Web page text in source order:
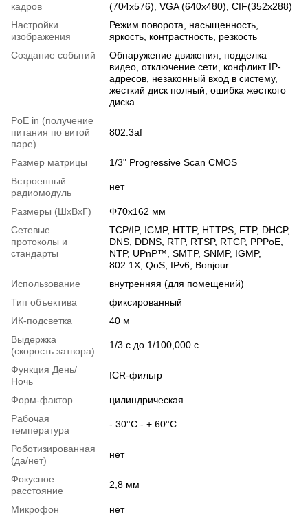
кадров
(704x576), VGA (640x480), CIF(352x288)
Настройки
изображения
Режим поворота, насыщенность,
яркость, контрастность, резкость
Создание событий
Обнаружение движения, подделка
видео, отключение сети, конфликт IP-
адресов, незаконный вход в систему,
жесткий диск полный, ошибка жесткого
диска
PoE in (получение
питания по витой
паре)
802.3af
Размер матрицы
1/3" Progressive Scan CMOS
Встроенный
радиомодуль
нет
Размеры (ШxВxГ)
Φ70x162 мм
Сетевые
протоколы и
стандарты
TCP/IP, ICMP, HTTP, HTTPS, FTP, DHCP,
DNS, DDNS, RTP, RTSP, RTCP, PPPoE,
NTP, UPnP™, SMTP, SNMP, IGMP,
802.1X, QoS, IPv6, Bonjour
Использование
внутренняя (для помещений)
Тип объектива
фиксированный
ИК-подсветка
40 м
Выдержка
(скорость затвора)
1/3 с до 1/100,000 с
Функция День/
Ночь
ICR-фильтр
Форм-фактор
цилиндрическая
Рабочая
температура
- 30°C - + 60°C
Роботизированная
(да/нет)
нет
Фокусное
расстояние
2,8 мм
Микрофон
нет